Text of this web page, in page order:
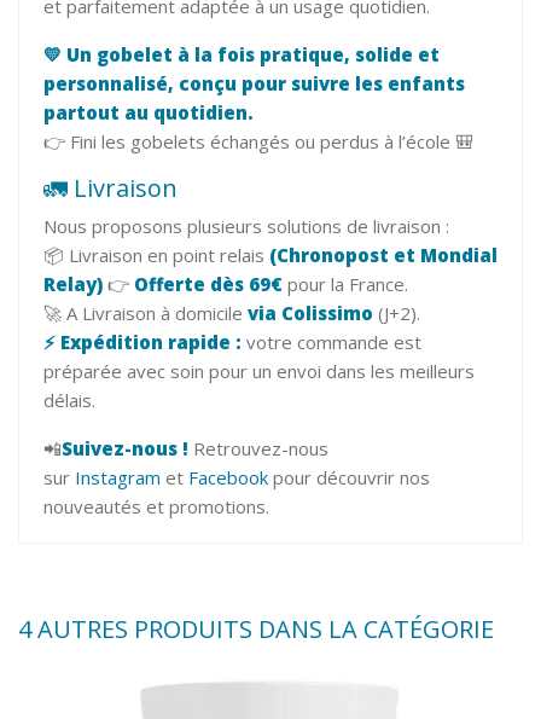
et parfaitement adaptée à un usage quotidien.
💛 Un gobelet à la fois pratique, solide et
personnalisé, conçu pour suivre les enfants
partout au quotidien.
👉 Fini les gobelets échangés ou perdus à l’école 🎒
🚛 Livraison
Nous proposons plusieurs solutions de livraison :
📦 Livraison en point relais (Chronopost et Mondial
Relay) 👉 Offerte dès 69€ pour la France.
🚀 A Livraison à domicile via Colissimo (J+2).
⚡ Expédition rapide : votre commande est
préparée avec soin pour un envoi dans les meilleurs
délais.
📲Suivez-nous ! Retrouvez-nous
sur Instagram et Facebook pour découvrir nos
nouveautés et promotions.
4 AUTRES PRODUITS DANS LA CATÉGORIE